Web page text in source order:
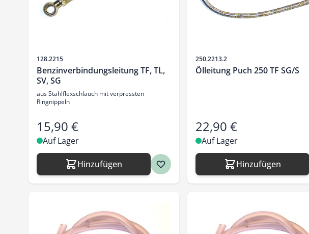
Artikelnr.
128.2215
Benzinverbindungsleitung TF, TL,
SV, SG
aus Stahlflexschlauch mit verpressten
Ringnippeln
15,90 €
Auf Lager
Hinzufügen
Artikelnr.
250.2213.2
Ölleitung Puch 250 TF SG/S
22,90 €
Auf Lager
Hinzufügen